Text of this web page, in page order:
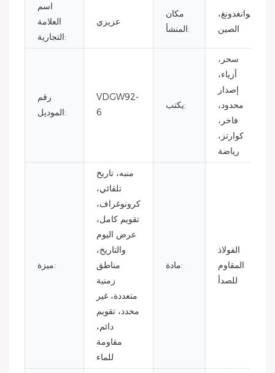
اسم
العلامة
التجارية:
عزيزي
مكان
المنشأ:
قوانغدونغ،
الصين
رقم
الموديل:
VDGW92-
6
يكتب:
سحر،
أزياء،
إصدار
محدود،
فاخر،
كوارتز،
رياضة
ميزة:
منبه، تاريخ
تلقائي،
كرونوغراف،
تقويم كامل،
عرض اليوم
والتاريخ،
مناطق
زمنية
متعددة، غير
محدد، تقويم
دائم،
مقاومة
للماء
مادة:
الفولاذ
المقاوم
للصدأ